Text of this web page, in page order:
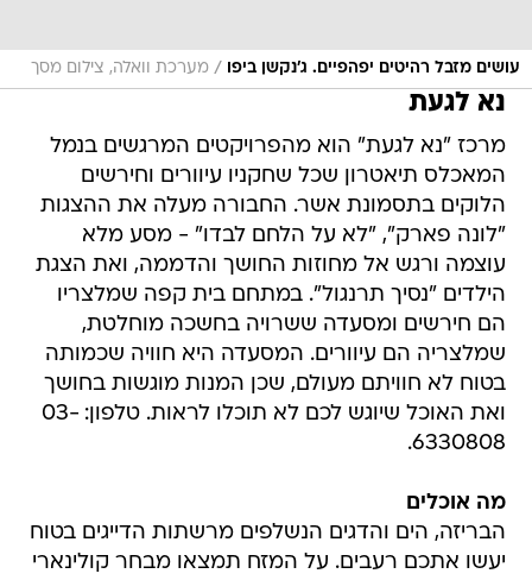
עושים מזבל רהיטים יפהפיים. ג'נקשן ביפו / מערכת וואלה, צילום מסך
נא לגעת
מרכז "נא לגעת" הוא מהפרויקטים המרגשים בנמל
המאכלס תיאטרון שכל שחקניו עיוורים וחירשים
הלוקים בתסמונת אשר. החבורה מעלה את ההצגות
"לונה פארק", "לא על הלחם לבדו" - מסע מלא
עוצמה ורגש אל מחוזות החושך והדממה, ואת הצגת
הילדים "נסיך תרנגול". במתחם בית קפה שמלצריו
הם חירשים ומסעדה ששרויה בחשכה מוחלטת,
שמלצריה הם עיוורים. המסעדה היא חוויה שכמותה
בטוח לא חוויתם מעולם, שכן המנות מוגשות בחושך
ואת האוכל שיוגש לכם לא תוכלו לראות. טלפון: 03-
6330808.
מה אוכלים
הבריזה, הים והדגים הנשלפים מרשתות הדייגים בטוח
יעשו אתכם רעבים. על המזח תמצאו מבחר קולינארי